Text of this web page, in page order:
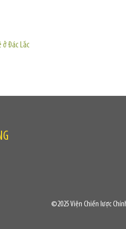
ở Ðác Lắc
©2025 Viện Chiến lược